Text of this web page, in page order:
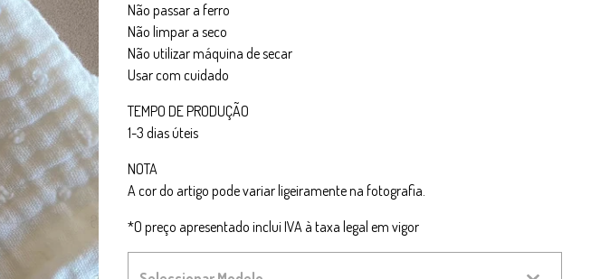
Não passar a ferro
Não limpar a seco
Não utilizar máquina de secar
Usar com cuidado
TEMPO DE PRODUÇÃO
1-3 dias úteis
NOTA
A cor do artigo pode variar ligeiramente na fotografia.
*O preço apresentado inclui IVA à taxa legal em vigor